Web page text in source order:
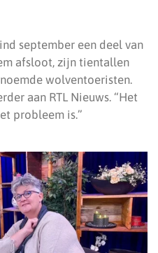
september een deel van
afsloot, zijn tientallen
wolventoeristen.
aan RTL Nieuws. “Het
probleem is.”